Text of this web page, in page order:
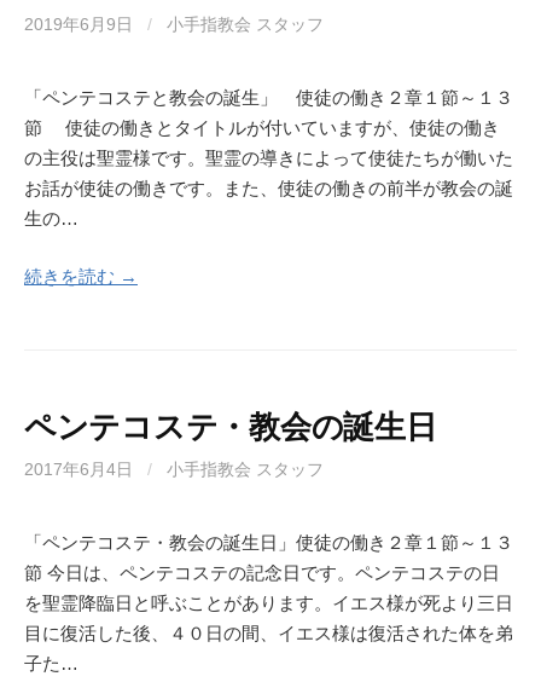
2019年6月9日 / 小手指教会 スタッフ
「ペンテコステと教会の誕生」 使徒の働き２章１節～１３
節 使徒の働きとタイトルが付いていますが、使徒の働き
の主役は聖霊様です。聖霊の導きによって使徒たちが働いた
お話が使徒の働きです。また、使徒の働きの前半が教会の誕
生の…
続きを読む →
ペンテコステ・教会の誕生日
2017年6月4日 / 小手指教会 スタッフ
「ペンテコステ・教会の誕生日」使徒の働き２章１節～１３
節 今日は、ペンテコステの記念日です。ペンテコステの日
を聖霊降臨日と呼ぶことがあります。イエス様が死より三日
目に復活した後、４０日の間、イエス様は復活された体を弟
子た…